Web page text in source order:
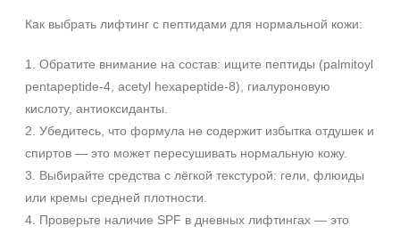
Ингредиенты
Пептиды
AHA-кислоты
DMAE
Показать еще
Время применения
Вечер
День
Как выбрать лифтинг с пептидами для нормальной кожи:
1. Обратите внимание на состав: ищите пептиды (palmitoyl
pentapeptide‑4, acetyl hexapeptide‑8), гиалуроновую
кислоту, антиоксиданты.
2. Убедитесь, что формула не содержит избытка отдушек и
спиртов — это может пересушивать нормальную кожу.
3. Выбирайте средства с лёгкой текстурой: гели, флюиды
или кремы средней плотности.
4. Проверьте наличие SPF в дневных лифтингах — это
Не показывать предложение о консультации
+7 (929) 933-09-89